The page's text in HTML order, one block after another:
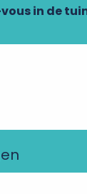
in de